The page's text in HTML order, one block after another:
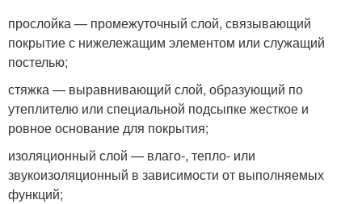
прослойка — промежуточный слой, связывающий
покрытие с нижележащим элементом или служащий
постелью;
стяжка — выравнивающий слой, образующий по
утеплителю или специальной подсыпке жесткое и
ровное основание для покрытия;
изоляционный слой — влаго-, тепло- или
звукоизоляционный в зависимости от выполняемых
функций;